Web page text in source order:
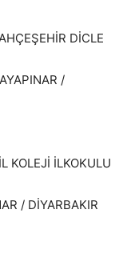
DİCLE
/
KOLEJİ İLKOKULU
/ DİYARBAKIR